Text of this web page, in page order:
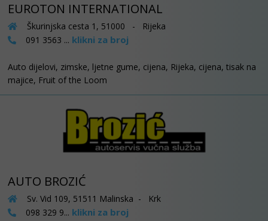
EUROTON INTERNATIONAL
Škurinjska cesta 1, 51000 - Rijeka
091 3563 ... klikni za broj
Auto dijelovi, zimske, ljetne gume, cijena, Rijeka, cijena, tisak na
majice, Fruit of the Loom
AUTO BROZIĆ
Sv. Vid 109, 51511 Malinska - Krk
098 329 9... klikni za broj